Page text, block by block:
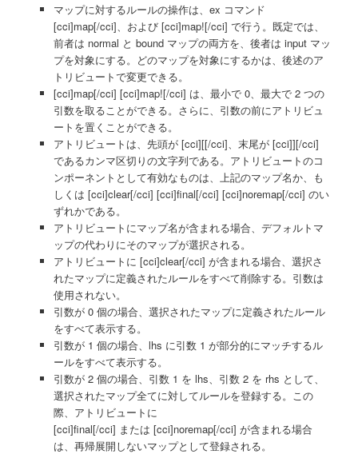
マップに対するルールの操作は、ex コマンド
[cci]map[/cci]、および [cci]map![/cci] で行う。既定では、
前者は normal と bound マップの両方を、後者は input マッ
プを対象にする。どのマップを対象にするかは、後述のア
トリビュートで変更できる。
[cci]map[/cci] [cci]map![/cci] は、最小で 0、最大で 2 つの
引数を取ることができる。さらに、引数の前にアトリビュ
ートを置くことができる。
アトリビュートは、先頭が [cci][[/cci]、末尾が [cci]][/cci]
であるカンマ区切りの文字列である。アトリビュートのコ
ンポーネントとして有効なものは、上記のマップ名か、も
しくは [cci]clear[/cci] [cci]final[/cci] [cci]noremap[/cci] のい
ずれかである。
アトリビュートにマップ名が含まれる場合、デフォルトマ
ップの代わりにそのマップが選択される。
アトリビュートに [cci]clear[/cci] が含まれる場合、選択さ
れたマップに定義されたルールをすべて削除する。引数は
使用されない。
引数が 0 個の場合、選択されたマップに定義されたルール
をすべて表示する。
引数が 1 個の場合、lhs に引数 1 が部分的にマッチするル
ールをすべて表示する。
引数が 2 個の場合、引数 1 を lhs、引数 2 を rhs として、
選択されたマップ全てに対してルールを登録する。この
際、アトリビュートに
[cci]final[/cci] または [cci]noremap[/cci] が含まれる場合
は、再帰展開しないマップとして登録される。